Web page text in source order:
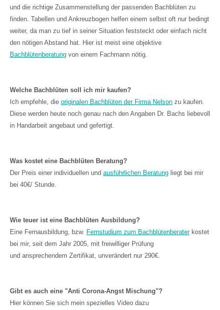
und die richtige Zusammenstellung der passenden Bachblüten zu
finden. Tabellen und Ankreuzbogen helfen einem selbst oft nur bedingt
weiter, da man zu tief in seiner Situation feststeckt oder einfach nicht
den nötigen Abstand hat. Hier ist meist eine objektive
Bachblütenberatung von einem Fachmann nötig.
Welche Bachblüten soll ich mir kaufen?
Ich empfehle, die originalen Bachblüten der Firma Nelson zu kaufen.
Diese werden heute noch genau nach den Angaben Dr. Bachs liebevoll
in Handarbeit angebaut und gefertigt.
Was kostet eine Bachblüten Beratung?
Der Preis einer individuellen und ausführlichen Beratung liegt bei mir
bei 40€/ Stunde.
Wie teuer ist eine Bachblüten Ausbildung?
Eine Fernausbildung, bzw. Fernstudium zum Bachblütenberaterkostet
bei mir, seit dem Jahr 2005, mit freiwilliger Prüfung
und ansprechendem Zertifikat, unverändert nur 290€.
Gibt es auch eine "Anti Corona-Angst Mischung"?
Hier können Sie sich mein spezielles Video dazu